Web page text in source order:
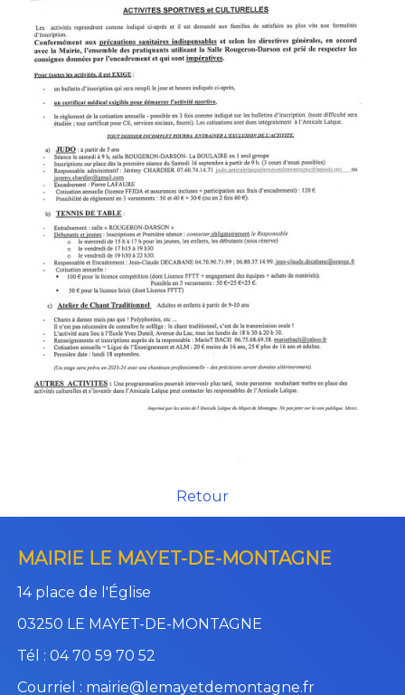
Retour
MAIRIE LE MAYET-DE-MONTAGNE
14 place de l'Église
03250 LE MAYET-DE-MONTAGNE
Tél : 04 70 59 70 52
Courriel : mairie@lemayetdemontagne.fr